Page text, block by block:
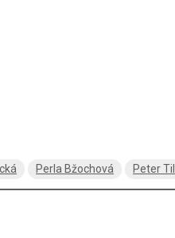
Perla Bžochová Peter